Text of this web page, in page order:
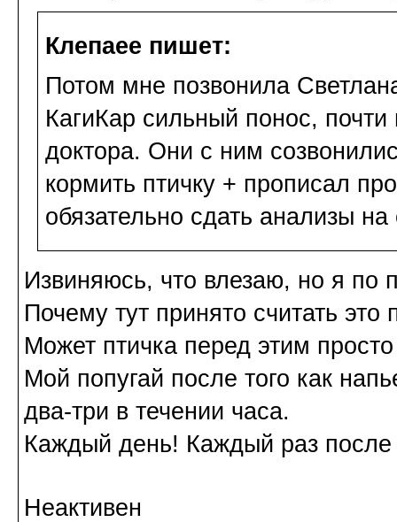
Клепаee пишет:
Потом мне позвонила
КагиКар сильный понос,
доктора. Они с ним
кормить птичку + прописал
обязательно сдать анализы
Извиняюсь, что влезаю, но я по
Почему тут принято считать это
Может птичка перед этим
Мой попугай после того как
два-три в течении часа.
Каждый день! Каждый раз после
Неактивен